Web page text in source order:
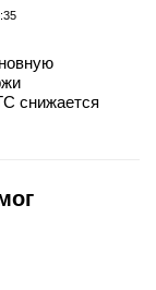
снижается